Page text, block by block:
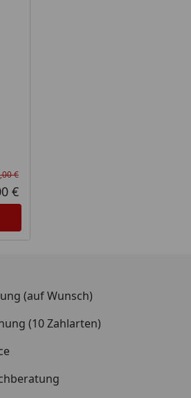
Rabatt in Prozent
Ursprünglicher Preis
€
Aktueller Preis
€
(auf Wunsch)
(10 Zahlarten)